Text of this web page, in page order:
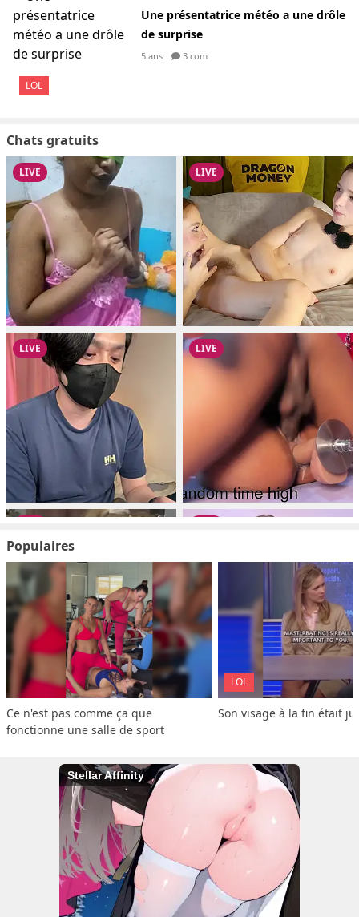
LOL
Une présentatrice météo a une drôle
de surprise
5 ans 3 com
Chats gratuits
Populaires
Ce n'est pas comme ça que
fonctionne une salle de sport
LOL
Son visage à la fin était